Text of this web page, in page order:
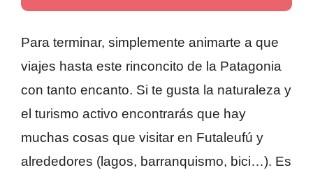
Para terminar, simplemente animarte a que
viajes hasta este rinconcito de la Patagonia
con tanto encanto. Si te gusta la naturaleza y
el turismo activo encontrarás que hay
muchas cosas que visitar en Futaleufú y
alrededores (lagos, barranquismo, bici…). Es